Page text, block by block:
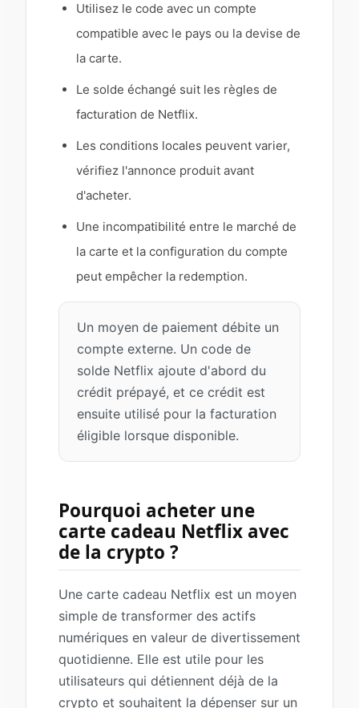
Utilisez le code avec un compte
compatible avec le pays ou la devise de
la carte.
Le solde échangé suit les règles de
facturation de Netflix.
Les conditions locales peuvent varier,
vérifiez l'annonce produit avant
d'acheter.
Une incompatibilité entre le marché de
la carte et la configuration du compte
peut empêcher la redemption.
Un moyen de paiement débite un
compte externe. Un code de
solde Netflix ajoute d'abord du
crédit prépayé, et ce crédit est
ensuite utilisé pour la facturation
éligible lorsque disponible.
Pourquoi acheter une
carte cadeau Netflix avec
de la crypto ?
Une carte cadeau Netflix est un moyen
simple de transformer des actifs
numériques en valeur de divertissement
quotidienne. Elle est utile pour les
utilisateurs qui détiennent déjà de la
crypto et souhaitent la dépenser sur un